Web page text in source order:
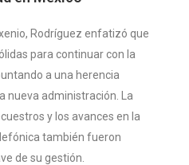
Rodríguez enfatizó que
para continuar con la
a una herencia
nueva administración. La
y los avances en la
también fueron
de su gestión.